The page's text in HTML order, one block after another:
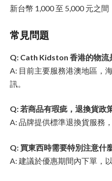
新台幣 1,000 至 5,000 元之間
常見問題
Q: Cath Kidston 香港的物流
A: 目前主要服務港澳地區，
訊。
Q: 若商品有瑕疵，退換貨政
A: 品牌提供標準退換貨服務
Q: 買東西時需要特別注意什
A: 建議於優惠期間內下單，